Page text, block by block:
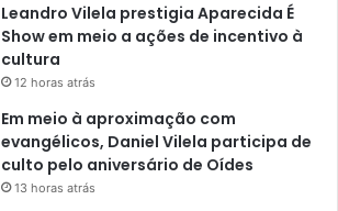
Leandro Vilela prestigia Aparecida É
Show em meio a ações de incentivo à
cultura
12 horas atrás
Em meio à aproximação com
evangélicos, Daniel Vilela participa de
culto pelo aniversário de Oídes
13 horas atrás